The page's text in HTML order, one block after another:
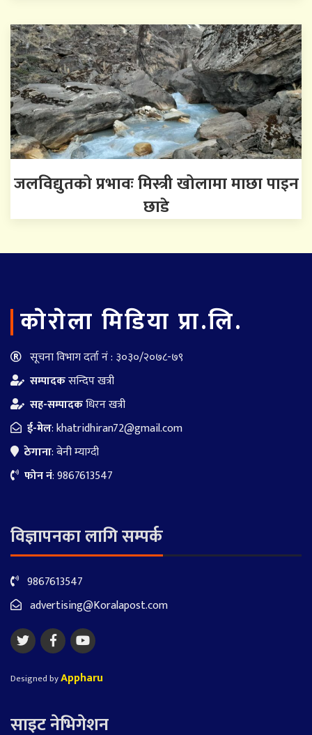
जलविद्युतको प्रभावः मिस्त्री खोलामा माछा पाइन
छाडे
काेराेला मिडिया प्रा.लि.
सूचना विभाग दर्ता नं : ३०३०/२०७८-७९
सम्पादकसन्दिप खत्री
सह-सम्पादकधिरन खत्री
ई-मेल:khatridhiran72@gmail.com
ठेगाना: बेनी म्याग्दी
फोन नं: 9867613547
विज्ञापनका लागि सम्पर्क
9867613547
advertising@Koralapost.com
Designed byAppharu
साइट नेभिगेशन